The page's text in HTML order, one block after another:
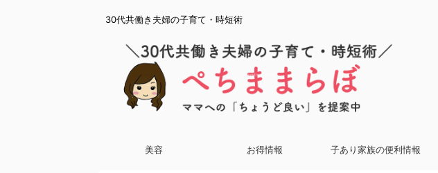
30代共働き夫婦の子育て・時短術
美容 お得情報 子あり家族の便利情報